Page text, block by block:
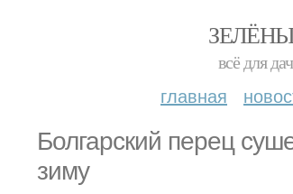
всё для
главная
Болгарский перец
зиму